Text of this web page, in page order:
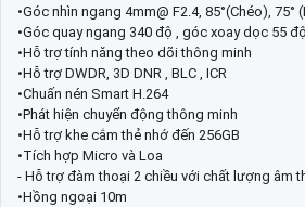
•Góc nhìn ngang 4mm@ F2.4, 85°(Chéo), 75°
•Góc quay ngang 340 độ , góc xoay dọc 55 độ
•Hỗ trợ tính năng theo dõi thông minh
•Hỗ trợ DWDR, 3D DNR , BLC , ICR
•Chuấn nén Smart H.264
•Phát hiện chuyển động thông minh
•Hỗ trợ khe cắm thẻ nhớ đến 256GB
•Tích hợp Micro và Loa
- Hỗ trợ đàm thoại 2 chiều với chất lượng âm
•Hồng ngoại 10m